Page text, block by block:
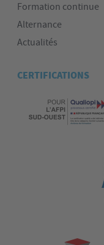
Formation continue
Alternance
Actualités
CERTIFICATIONS